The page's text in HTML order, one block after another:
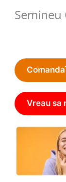
Semineu
Comanda
Vreau sa